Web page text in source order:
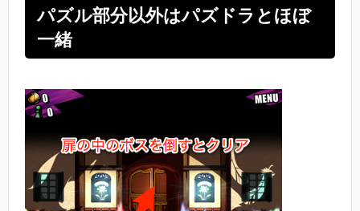
パズル部分以外はパズドラとほぼ
一緒